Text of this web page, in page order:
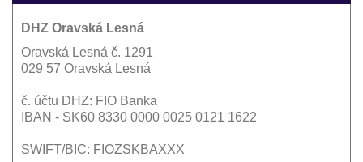
DHZ Oravská Lesná
Oravská Lesná č. 1291
029 57 Oravská Lesná
č. účtu DHZ: FIO Banka
IBAN - SK60 8330 0000 0025 0121 1622
SWIFT/BIC: FIOZSKBAXXX